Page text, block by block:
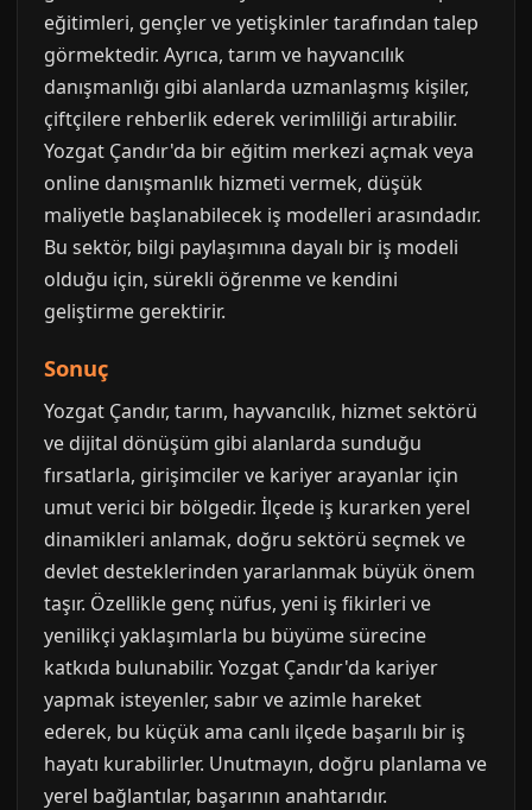
eğitimleri, gençler ve yetişkinler tarafından talep
görmektedir. Ayrıca, tarım ve hayvancılık
danışmanlığı gibi alanlarda uzmanlaşmış kişiler,
çiftçilere rehberlik ederek verimliliği artırabilir.
Yozgat Çandır'da bir eğitim merkezi açmak veya
online danışmanlık hizmeti vermek, düşük
maliyetle başlanabilecek iş modelleri arasındadır.
Bu sektör, bilgi paylaşımına dayalı bir iş modeli
olduğu için, sürekli öğrenme ve kendini
geliştirme gerektirir.
Sonuç
Yozgat Çandır, tarım, hayvancılık, hizmet sektörü
ve dijital dönüşüm gibi alanlarda sunduğu
fırsatlarla, girişimciler ve kariyer arayanlar için
umut verici bir bölgedir. İlçede iş kurarken yerel
dinamikleri anlamak, doğru sektörü seçmek ve
devlet desteklerinden yararlanmak büyük önem
taşır. Özellikle genç nüfus, yeni iş fikirleri ve
yenilikçi yaklaşımlarla bu büyüme sürecine
katkıda bulunabilir. Yozgat Çandır'da kariyer
yapmak isteyenler, sabır ve azimle hareket
ederek, bu küçük ama canlı ilçede başarılı bir iş
hayatı kurabilirler. Unutmayın, doğru planlama ve
yerel bağlantılar, başarının anahtarıdır.